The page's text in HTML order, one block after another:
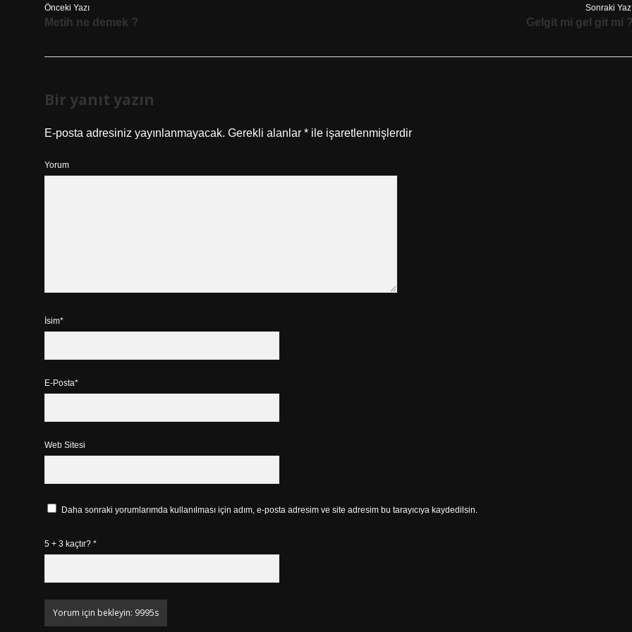
Önceki Yazı
Metih ne demek ?
Sonraki
Gelgit mi gel git mi
Bir yanıt yazın
E-posta adresiniz yayınlanmayacak. Gerekli alanlar * ile işaretlenmişlerdir
Yorum
İsim*
E-Posta*
Web Sitesi
Daha sonraki yorumlarımda kullanılması için adım, e-posta adresim ve site adresim bu tarayıcıya kaydedilsin.
5 + 3 kaçtır? *